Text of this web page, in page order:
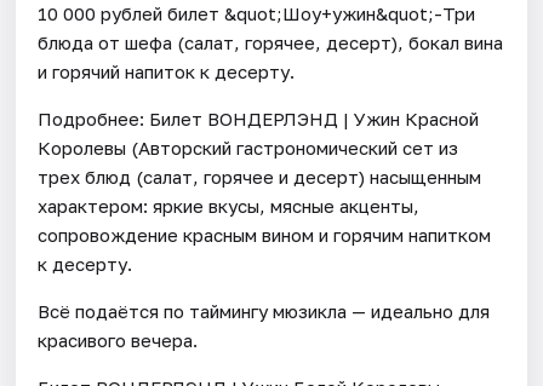
10 000 рублей билет &quot;Шоу+ужин&quot;-Три
блюда от шефа (салат, горячее, десерт), бокал вина
и горячий напиток к десерту.
Подробнее: Билет ВОНДЕРЛЭНД | Ужин Красной
Королевы (Авторский гастрономический сет из
трех блюд (салат, горячее и десерт) насыщенным
характером: яркие вкусы, мясные акценты,
сопровождение красным вином и горячим напитком
к десерту.
Всё подаётся по таймингу мюзикла — идеально для
красивого вечера.